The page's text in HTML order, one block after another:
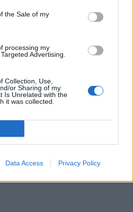
the Sale of my
processing my
Advertising.
Collection, Use,
or Sharing of my
Is Unrelated with the
it was collected.
Data Access Privacy Policy
αποδέχομαι τουςόρους χρήσης και τηδήλωση